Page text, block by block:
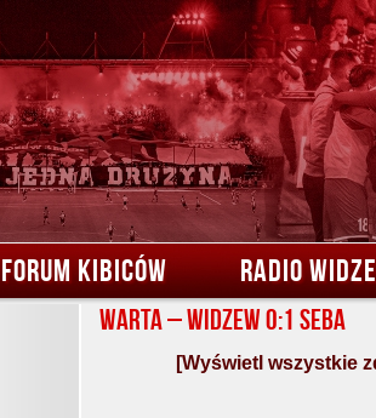
FORUM KIBICÓW RADIO
Warta – Widzew 0:1 Seba
[Wyświetl wszystkie